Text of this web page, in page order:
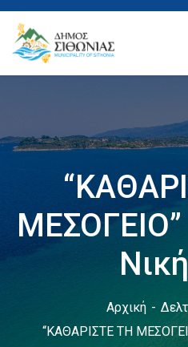
Αρχική
“ΚΑΘΑΡΙΣΤΕ ΤΗ